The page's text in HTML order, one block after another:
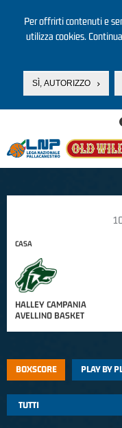
Per offrirti contenuti e
utilizza cookies.
SÌ, AUTORIZZO
CASA
HALLEY CAMPANIA
AVELLINO BASKET
BOXSCORE PLAY BY